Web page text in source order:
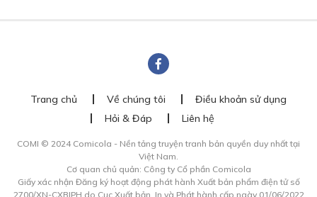
Trang chủ Về chúng tôi
Điều khoản sử dụng
Hỏi & Đáp
Liên hệ
COMI © 2024 Comicola - Nền tảng truyện tranh bản quyền duy nhất tại
Việt Nam.
Cơ quan chủ quản: Công ty Cổ phần Comicola
Giấy xác nhận Đăng ký hoạt động phát hành Xuất bản phẩm điện tử số
2700/XN-CXBIPH do Cục Xuất bản, In và Phát hành cấp ngày 01/06/2022